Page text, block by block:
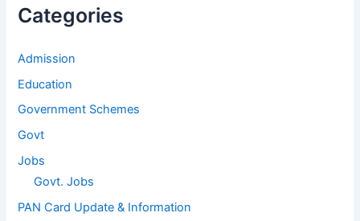
Categories
Admission
Education
Government Schemes
Govt
Jobs
Govt. Jobs
PAN Card Update & Information